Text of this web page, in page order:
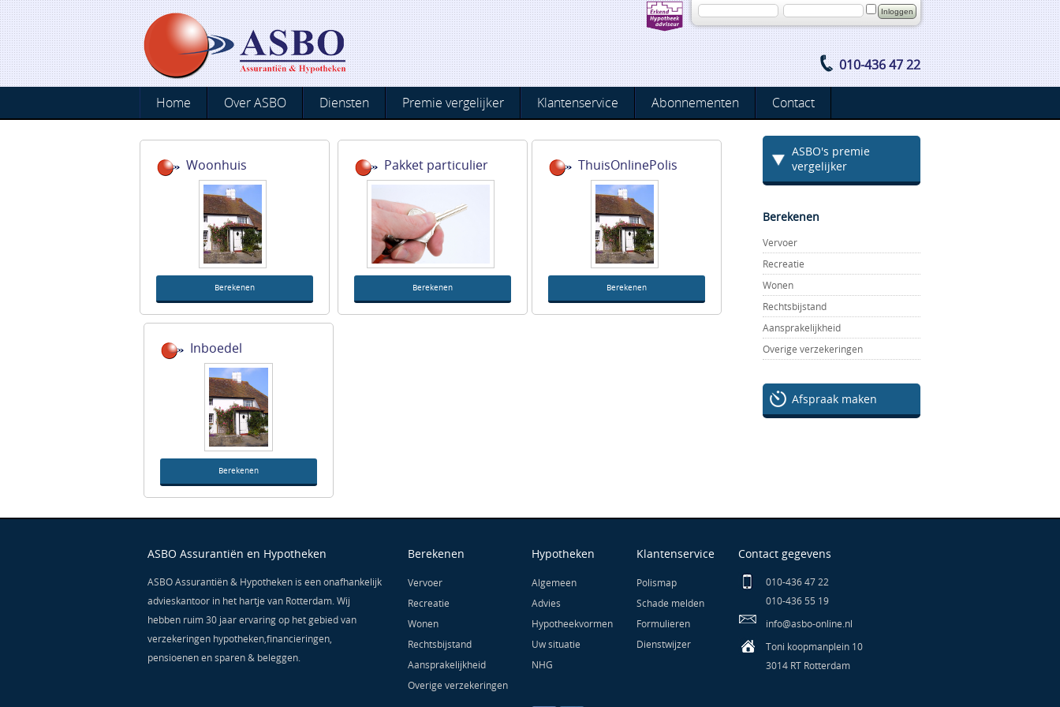
010-436 47 22
Home Over ASBO Diensten Premie vergelijker Klantenservice Abonnementen Contact
Woonhuis
Berekenen
Pakket particulier
Berekenen
ThuisOnlinePolis
Berekenen
Inboedel
Berekenen
ASBO's premie
vergelijker
Berekenen
Vervoer
Recreatie
Wonen
Rechtsbijstand
Aansprakelijkheid
Overige verzekeringen
Afspraak maken
ASBO Assurantiën en Hypotheken
ASBO Assurantiën & Hypotheken is een onafhankelijk
advieskantoor in het hartje van Rotterdam. Wij
hebben ruim 30 jaar ervaring op het gebied van
verzekeringen hypotheken,financieringen,
pensioenen en sparen & beleggen.
Berekenen
Vervoer
Recreatie
Wonen
Rechtsbijstand
Aansprakelijkheid
Overige verzekeringen
Hypotheken
Algemeen
Advies
Hypotheekvormen
Uw situatie
NHG
Klantenservice
Polismap
Schade melden
Formulieren
Dienstwijzer
Contact gegevens
010-436 47 22
010-436 55 19
info@asbo-online.nl
Toni koopmanplein 10
3014 RT Rotterdam